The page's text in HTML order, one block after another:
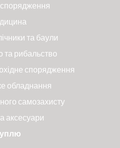
та баули
та рибальство
спорядження
обладнання
самозахисту
аксесуари